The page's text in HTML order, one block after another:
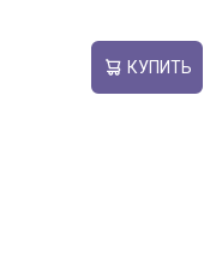
КУПИТЬ